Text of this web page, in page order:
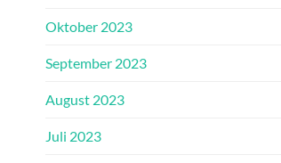
Oktober 2023
September 2023
August 2023
Juli 2023